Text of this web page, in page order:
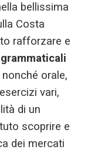
bellissima
Costa
rafforzare e
orale,
vari,
di un
scoprire e
dei mercati